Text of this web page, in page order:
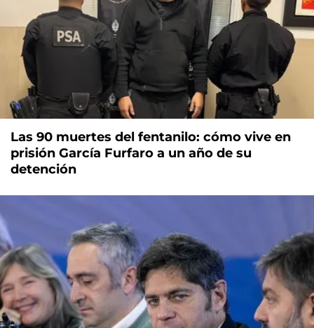
Las 90 muertes del fentanilo: cómo vive en
prisión García Furfaro a un año de su
detención